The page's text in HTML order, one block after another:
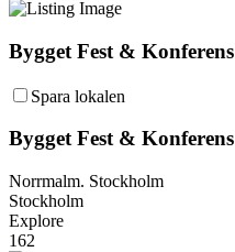
Bygget Fest & Konferens
Spara lokalen
Bygget Fest & Konferens
Norrmalm. Stockholm
Stockholm
Explore
162